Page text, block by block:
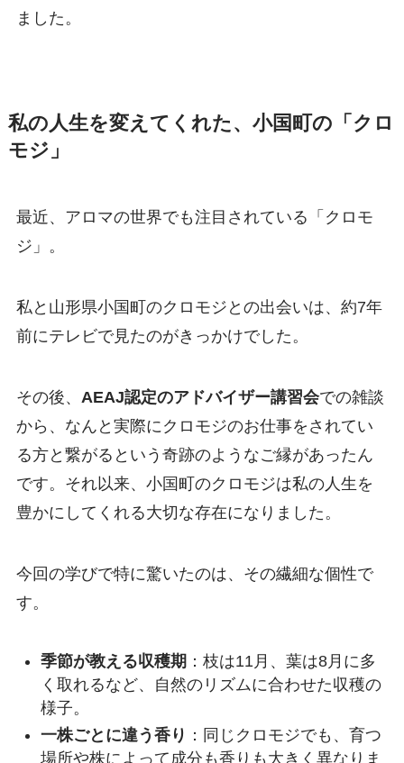
ました。
私の人生を変えてくれた、小国町の「クロ
モジ」
最近、アロマの世界でも注目されている「クロモ
ジ」。
私と山形県小国町のクロモジとの出会いは、約7年
前にテレビで見たのがきっかけでした。
その後、 AEAJ認定のアドバイザー講習会での雑談
から、なんと実際にクロモジのお仕事をされてい
る方と繋がるという奇跡のようなご縁があったん
です。それ以来、小国町のクロモジは私の人生を
豊かにしてくれる大切な存在になりました。
今回の学びで特に驚いたのは、その繊細な個性で
す。
季節が教える収穫期 ：枝は11月、葉は8月に多
く取れるなど、自然のリズムに合わせた収穫の
様子。
一株ごとに違う香り ：同じクロモジでも、育つ
場所や株によって成分も香りも大きく異なりま